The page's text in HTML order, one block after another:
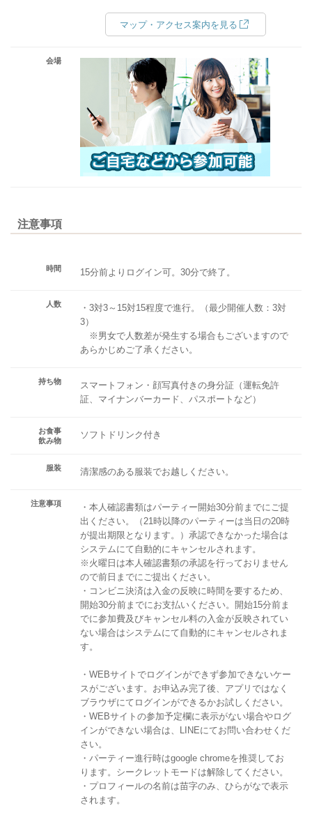
マップ・アクセス案内を見る
会場
注意事項
時間 15分前よりログイン可。30分で終了。
人数
・3対3～15対15程度で進行。（最少開催人数：3対
3）
※男女で人数差が発生する場合もございますので
あらかじめご了承ください。
持ち物
スマートフォン・顔写真付きの身分証（運転免許
証、マイナンバーカード、パスポートなど）
お食事
飲み物
ソフトドリンク付き
服装 清潔感のある服装でお越しください。
注意事項
・本人確認書類はパーティー開始30分前までにご提
出ください。（21時以降のパーティーは当日の20時
が提出期限となります。）承認できなかった場合は
システムにて自動的にキャンセルされます。
※火曜日は本人確認書類の承認を行っておりません
ので前日までにご提出ください。
・コンビニ決済は入金の反映に時間を要するため、
開始30分前までにお支払いください。開始15分前ま
でに参加費及びキャンセル料の入金が反映されてい
ない場合はシステムにて自動的にキャンセルされま
す。
・WEBサイトでログインができず参加できないケー
スがございます。お申込み完了後、アプリではなく
ブラウザにてログインができるかお試しください。
・WEBサイトの参加予定欄に表示がない場合やログ
インができない場合は、LINEにてお問い合わせくだ
さい。
・パーティー進行時はgoogle chromeを推奨してお
ります。シークレットモードは解除してください。
・プロフィールの名前は苗字のみ、ひらがなで表示
されます。